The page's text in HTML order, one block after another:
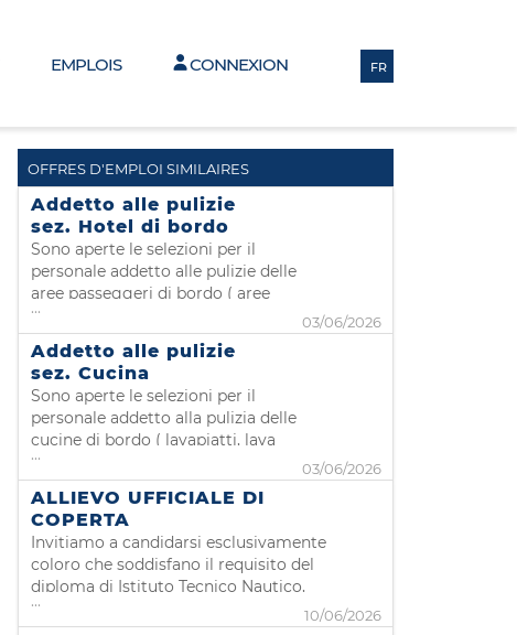
EMPLOIS CONNEXION FR
OFFRES D'EMPLOI SIMILAIRES
Addetto alle pulizie
sez. Hotel di bordo
Sono aperte le selezioni per il
personale addetto alle pulizie delle
aree passeggeri di bordo ( aree
pubbliche, servizi igienici, cabine ) .
Per poter imbarcare è necessario
essere in possesso dell'iscrizione alla II
categoria gente di mare ed aver
conseguito i corsi STCW. Qualora non
ancora in vo
...
03/06/2026
Addetto alle pulizie
sez. Cucina
Sono aperte le selezioni per il
personale addetto alla pulizia delle
cucine di bordo ( lavapiatti, lava
pentole, lavaggio generale della cucina
) . Per poter imbarcare è necessario
essere in possesso dell'iscrizione alla II
categoria gente di mare ed aver
conseguito i corsi STCW. Qualora non
ancor
...
03/06/2026
ALLIEVO UFFICIALE DI
COPERTA
Invitiamo a candidarsi esclusivamente
coloro che soddisfano il requisito del
diploma di Istituto Tecnico Nautico,
indirizzo Coperta. Grimaldi Euromed,
compagnia leader nel settore della
...
10/06/2026